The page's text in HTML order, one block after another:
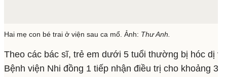
Hai mẹ con bé trai ở viện sau ca mổ. Ảnh: Thư Anh.
Theo các bác sĩ, trẻ em dưới 5 tuổi thường bị hóc dị
Bệnh viện Nhi đồng 1 tiếp nhận điều trị cho khoảng